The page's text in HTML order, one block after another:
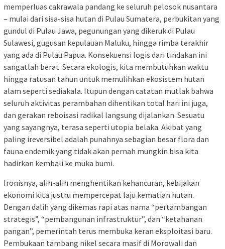
memperluas cakrawala pandang ke seluruh pelosok nusantara
– mulai dari sisa-sisa hutan di Pulau Sumatera, perbukitan yang
gundul di Pulau Jawa, pegunungan yang dikeruk di Pulau
Sulawesi, gugusan kepulauan Maluku, hingga rimba terakhir
yang ada di Pulau Papua. Konsekuensi logis dari tindakan ini
sangatlah berat. Secara ekologis, kita membutuhkan waktu
hingga ratusan tahun untuk memulihkan ekosistem hutan
alam seperti sediakala. Itupun dengan catatan mutlak bahwa
seluruh aktivitas perambahan dihentikan total hari ini juga,
dan gerakan reboisasi radikal langsung dijalankan. Sesuatu
yang sayangnya, terasa seperti utopia belaka. Akibat yang
paling ireversibel adalah punahnya sebagian besar flora dan
fauna endemik yang tidak akan pernah mungkin bisa kita
hadirkan kembali ke muka bumi.
Ironisnya, alih-alih menghentikan kehancuran, kebijakan
ekonomi kita justru mempercepat laju kematian hutan.
Dengan dalih yang dikemas rapi atas nama “pertambangan
strategis”, “pembangunan infrastruktur”, dan “ketahanan
pangan”, pemerintah terus membuka keran eksploitasi baru.
Pembukaan tambang nikel secara masif di Morowali dan